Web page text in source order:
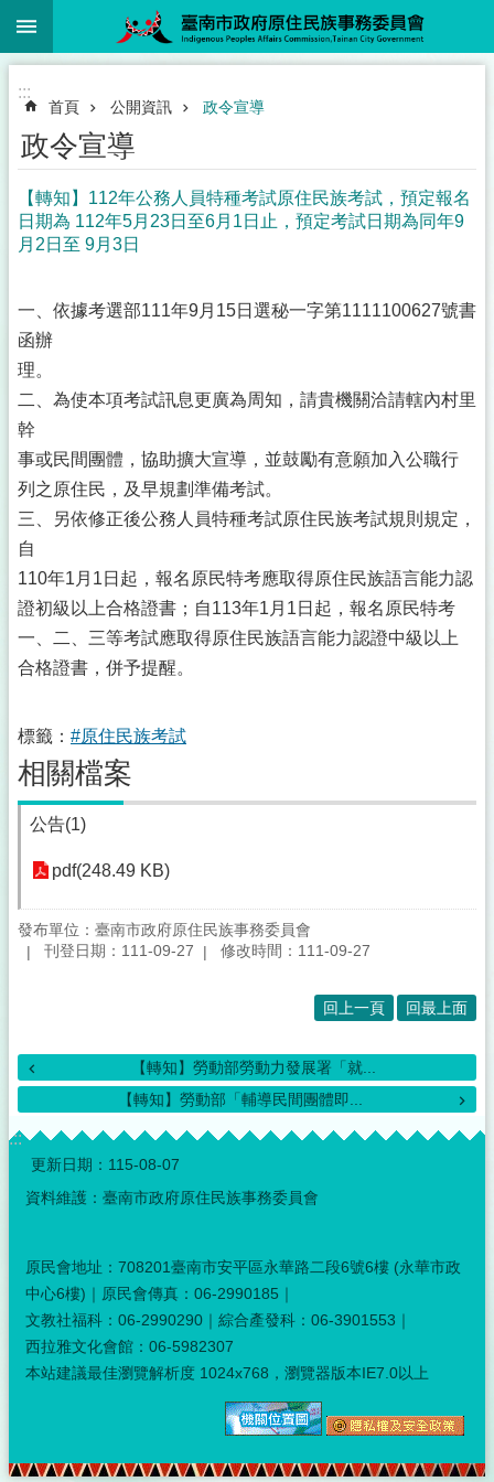
跳到主要內容區塊
:::
首頁 公開資訊 政令宣導
政令宣導
【轉知】112年公務人員特種考試原住民族考試，預定報名
日期為 112年5月23日至6月1日止，預定考試日期為同年9
月2日至 9月3日
一、依據考選部111年9月15日選秘一字第1111100627號書
函辦
理。
二、為使本項考試訊息更廣為周知，請貴機關洽請轄內村里
幹
事或民間團體，協助擴大宣導，並鼓勵有意願加入公職行
列之原住民，及早規劃準備考試。
三、另依修正後公務人員特種考試原住民族考試規則規定，
自
110年1月1日起，報名原民特考應取得原住民族語言能力認
證初級以上合格證書；自113年1月1日起，報名原民特考
一、二、三等考試應取得原住民族語言能力認證中級以上
合格證書，併予提醒。
標籤： #原住民族考試
相關檔案
公告(1)
pdf(248.49 KB)
發布單位：臺南市政府原住民族事務委員會
刊登日期：111-09-27
修改時間：111-09-27
回上一頁 回最上面
【轉知】勞動部勞動力發展署「就...
【轉知】勞動部「輔導民間團體即...
:::
更新日期： 115-08-07
資料維護：臺南市政府原住民族事務委員會
原民會地址：708201臺南市安平區永華路二段6號6樓 (永華市政
中心6樓)｜原民會傳真：06-2990185｜
文教社福科：06-2990290｜綜合產發科：06-3901553｜
西拉雅文化會館：06-5982307
本站建議最佳瀏覽解析度 1024x768，瀏覽器版本IE7.0以上